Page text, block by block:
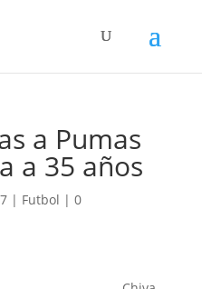
a Pumas
a 35 años
| Futbol | 0